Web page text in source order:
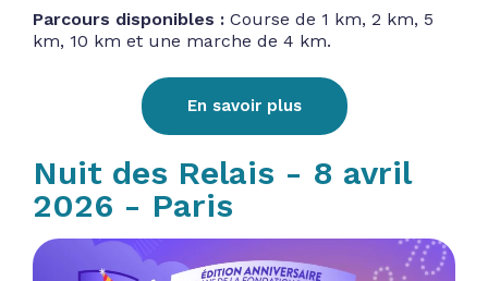
Parcours disponibles : Course de 1 km, 2 km, 5
km, 10 km et une marche de 4 km.
En savoir plus
Nuit des Relais - 8 avril
2026 - Paris